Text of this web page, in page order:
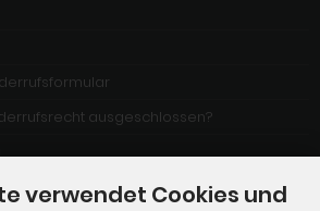
ausgeschlossen?
verwendet Cookies und